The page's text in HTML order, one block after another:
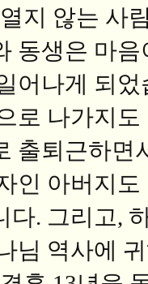
지 않는 사
동생은 마
어나게 되
로 나가지
출퇴근하면
인 아버지
다. 그리고,
님 역사에